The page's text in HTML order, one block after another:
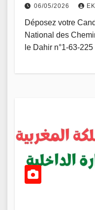
06/05/2026
Déposez votre
National des
le Dahir n°1-63-